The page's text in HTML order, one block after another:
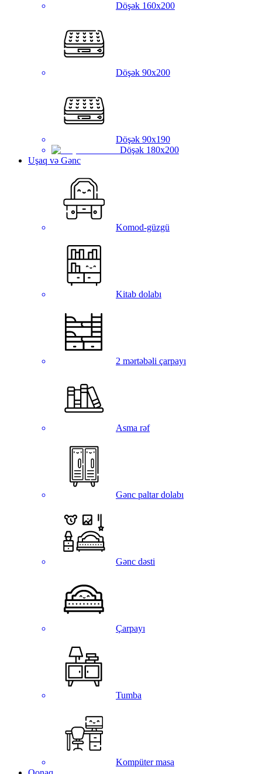
Döşək 160x200
Döşək 90x200
Döşək 90x190
Döşək 180x200
Uşaq və Gənc
Komod-güzgü
Kitab dolabı
2 mərtəbəli çarpayı
Asma rəf
Gənc paltar dolabı
Gənc dəsti
Çarpayı
Tumba
Kompüter masa